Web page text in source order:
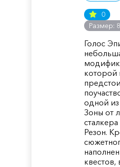
0
Размер:
Голос
которой
одной
Зоны от
Резон.
квестов,